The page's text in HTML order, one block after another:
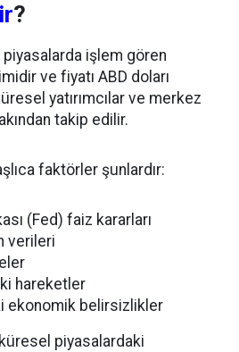
?
piyasalarda işlem gören
ve fiyatı ABD doları
yatırımcılar ve merkez
takip edilir.
faktörler şunlardır:
(Fed) faiz kararları
verileri
hareketler
ekonomik belirsizlikler
piyasalardaki